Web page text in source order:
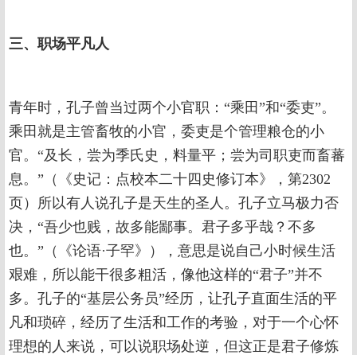
三、职场平凡人
青年时，孔子曾当过两个小官职：“乘田”和“委吏”。
乘田就是主管畜牧的小官，委吏是个管理粮仓的小
官。“及长，尝为季氏史，料量平；尝为司职吏而畜蕃
息。”（《史记：点校本二十四史修订本》，第2302
页）所以有人说孔子是天生的圣人。孔子立马极力否
决，“吾少也贱，故多能鄙事。君子多乎哉？不多
也。”（《论语·子罕》），意思是说自己小时候生活
艰难，所以能干很多粗活，像他这样的“君子”并不
多。孔子的“基层公务员”经历，让孔子直面生活的平
凡和琐碎，经历了生活和工作的考验，对于一个心怀
理想的人来说，可以说职场处逆，但这正是君子修炼